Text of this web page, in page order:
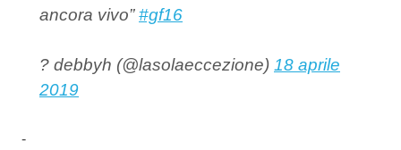
ancora vivo”#gf16
? debbyh (@lasolaeccezione) 18 aprile
2019
-